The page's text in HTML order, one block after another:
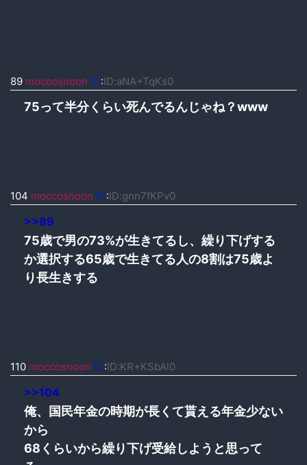
89 moccosnoon ID:ID:aNA+TqKs0
75って半分くらい死んでるんじゃね？www
104 moccosnoon ID:ID:gnn7fKPv0
>>89
75歳で男の73%が生きてるし、繰り下げする
か選択する65歳で生きてる人の8割は75歳よ
り長生きする
110 moccosnoon ID:ID:KR+KSbAl0
>>104
俺、国民年金の時期が長くて貰える年金少ない
から
68くらいから繰り下げ受給しようと思って